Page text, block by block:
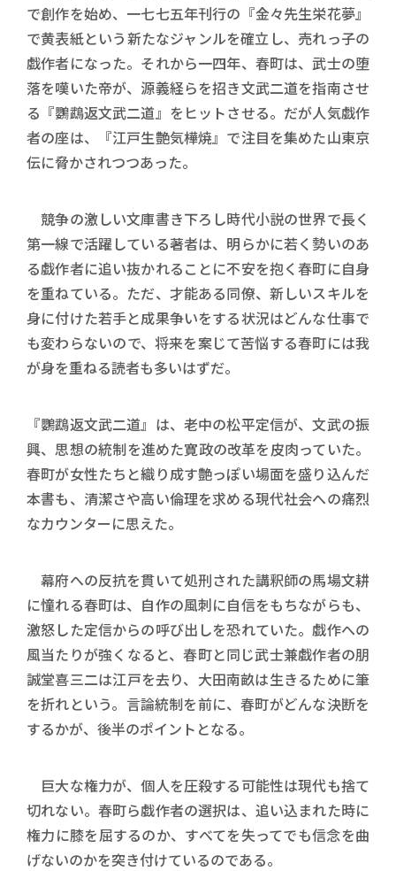
で創作を始め、一七七五年刊行の『金々先生栄花夢』
で黄表紙という新たなジャンルを確立し、売れっ子の
戯作者になった。それから一四年、春町は、武士の堕
落を嘆いた帝が、源義経らを招き文武二道を指南させ
る『鸚鵡返文武二道』をヒットさせる。だが人気戯作
者の座は、『江戸生艶気樺焼』で注目を集めた山東京
伝に脅かされつつあった。
競争の激しい文庫書き下ろし時代小説の世界で長く
第一線で活躍している著者は、明らかに若く勢いのあ
る戯作者に追い抜かれることに不安を抱く春町に自身
を重ねている。ただ、才能ある同僚、新しいスキルを
身に付けた若手と成果争いをする状況はどんな仕事で
も変わらないので、将来を案じて苦悩する春町には我
が身を重ねる読者も多いはずだ。
『鸚鵡返文武二道』は、老中の松平定信が、文武の振
興、思想の統制を進めた寛政の改革を皮肉っていた。
春町が女性たちと織り成す艶っぽい場面を盛り込んだ
本書も、清潔さや高い倫理を求める現代社会への痛烈
なカウンターに思えた。
幕府への反抗を貫いて処刑された講釈師の馬場文耕
に憧れる春町は、自作の風刺に自信をもちながらも、
激怒した定信からの呼び出しを恐れていた。戯作への
風当たりが強くなると、春町と同じ武士兼戯作者の朋
誠堂喜三二は江戸を去り、大田南畝は生きるために筆
を折れという。言論統制を前に、春町がどんな決断を
するかが、後半のポイントとなる。
巨大な権力が、個人を圧殺する可能性は現代も捨て
切れない。春町ら戯作者の選択は、追い込まれた時に
権力に膝を屈するのか、すべてを失ってでも信念を曲
げないのかを突き付けているのである。